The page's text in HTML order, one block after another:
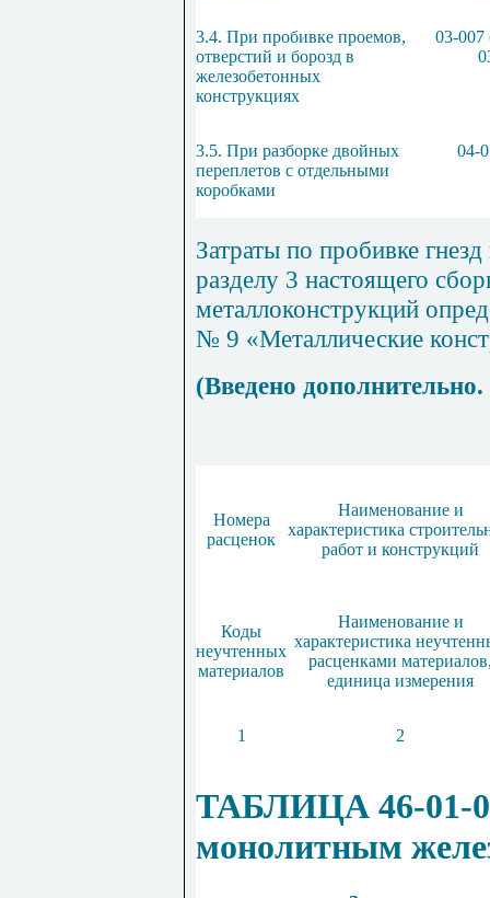
3.4. При пробивке проемов,
отверстий и борозд в
железобетонных
конструкциях
03-007
3.5. При разборке двойных
переплетов с отдельными
коробками
04-
Затраты по пробивке
разделу 3 настоящего
металлоконструкций
№ 9 «Металлические
(Введено дополнительно.
Номера
расценок
Наименование и
характеристика
работ и конструкций
Коды
неучтенных
материалов
Наименование и
характеристика
расценками
единица измерения
1 2
ТАБЛИЦА 46-01-
монолитным